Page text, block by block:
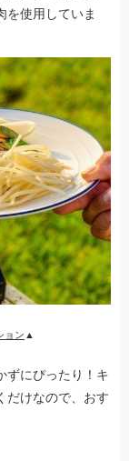
を使用していま
ョン ▲
ずにぴったり！キ
だけなので、おす